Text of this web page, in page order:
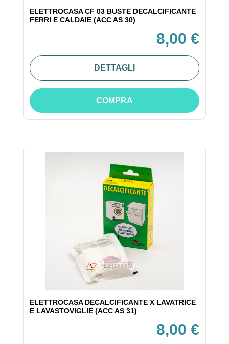
ELETTROCASA CF 03 BUSTE DECALCIFICANTE
FERRI E CALDAIE (ACC AS 30)
8,00 €
DETTAGLI
COMPRA
ELETTROCASA DECALCIFICANTE X LAVATRICE
E LAVASTOVIGLIE (ACC AS 31)
8,00 €